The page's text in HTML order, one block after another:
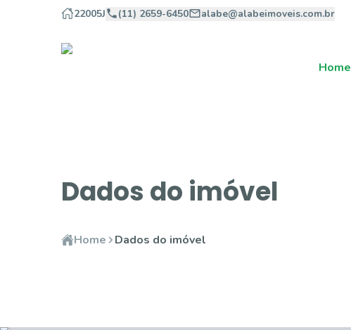
22005J (11) 2659-6450 alabe@alabeimoveis.com.br
Home
Dados do imóvel
Home Dados do imóvel